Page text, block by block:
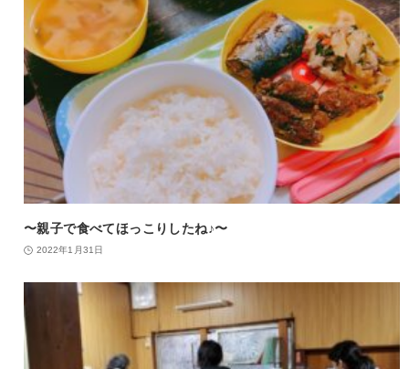
〜親子で食べてほっこりしたね♪〜
2022年1月31日